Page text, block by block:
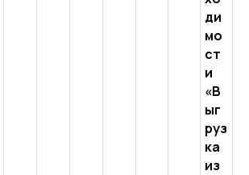
ди
мо
ст
и
«В
ыг
руз
ка
из